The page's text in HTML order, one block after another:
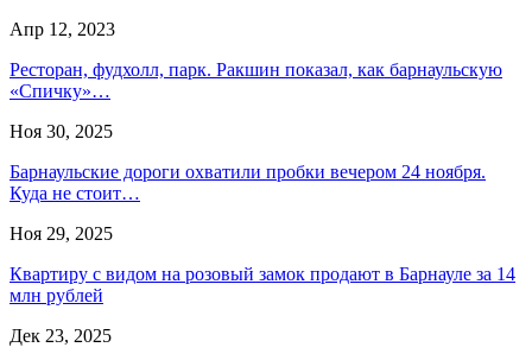
Апр 12, 2023
Ресторан, фудхолл, парк. Ракшин показал, как барнаульскую
«Спичку»…
Ноя 30, 2025
Барнаульские дороги охватили пробки вечером 24 ноября.
Куда не стоит…
Ноя 29, 2025
Квартиру с видом на розовый замок продают в Барнауле за 14
млн рублей
Дек 23, 2025